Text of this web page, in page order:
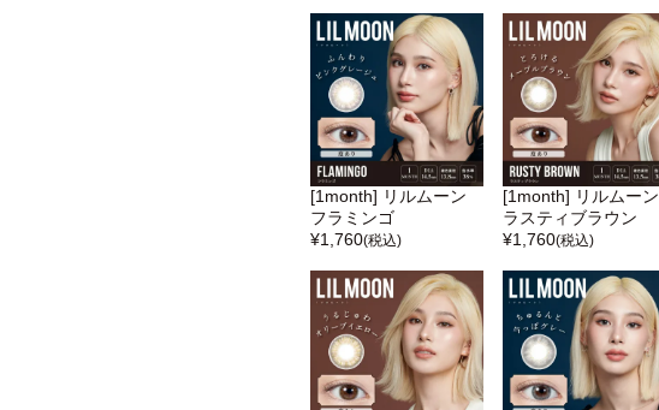
[1month] リルムーン
フラミンゴ
¥1,760(税込)
[1month] リルムーン
ラスティブラウン
¥1,760(税込)